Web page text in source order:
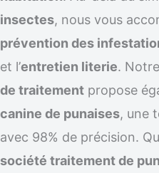
insectes, nous vous
prévention des
et l’entretien literie. Notre
de traitement propose
canine de punaises, une
avec 98% de précision.
société traitement de